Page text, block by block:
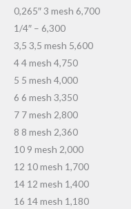
0,265″ 3 mesh 6,700
1/4″ – 6,300
3,5 3,5 mesh 5,600
4 4 mesh 4,750
5 5 mesh 4,000
6 6 mesh 3,350
7 7 mesh 2,800
8 8 mesh 2,360
10 9 mesh 2,000
12 10 mesh 1,700
14 12 mesh 1,400
16 14 mesh 1,180